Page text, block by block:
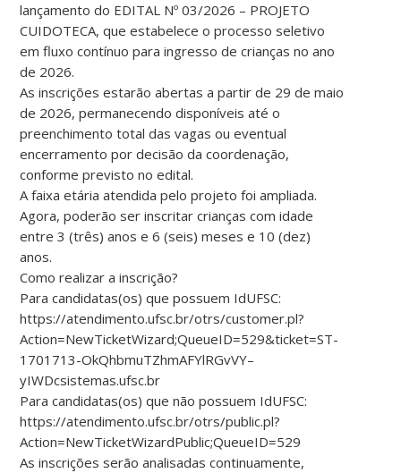
lançamento do EDITAL Nº 03/2026 – PROJETO
CUIDOTECA, que estabelece o processo seletivo
em fluxo contínuo para ingresso de crianças no ano
de 2026.
As inscrições estarão abertas a partir de 29 de maio
de 2026, permanecendo disponíveis até o
preenchimento total das vagas ou eventual
encerramento por decisão da coordenação,
conforme previsto no edital.
A faixa etária atendida pelo projeto foi ampliada.
Agora, poderão ser inscritar crianças com idade
entre 3 (três) anos e 6 (seis) meses e 10 (dez)
anos.
Como realizar a inscrição?
Para candidatas(os) que possuem IdUFSC:
https://atendimento.ufsc.br/otrs/customer.pl?
Action=NewTicketWizard;QueueID=529&ticket=ST-
1701713-OkQhbmuTZhmAFYlRGvVY–
yIWDcsistemas.ufsc.br
Para candidatas(os) que não possuem IdUFSC:
https://atendimento.ufsc.br/otrs/public.pl?
Action=NewTicketWizardPublic;QueueID=529
As inscrições serão analisadas continuamente,